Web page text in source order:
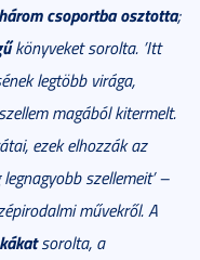
csoportba osztotta;
könyveket sorolta. ’Itt
legtöbb virága,
magából kitermelt.
ezek elhozzák az
szellemeit’ –
művekről. A
sorolta, a